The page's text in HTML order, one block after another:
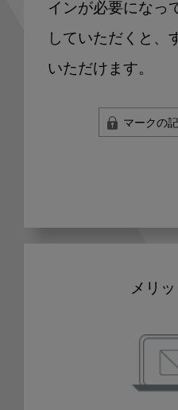
インが必要になっ
していただくと、
いただけます。
マークの
メリッ